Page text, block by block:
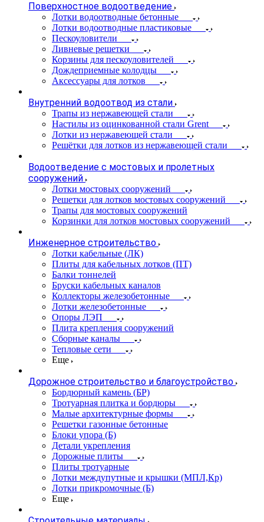
Поверхностное водоотведение
Лотки водоотводные бетонные
Лотки водоотводные пластиковые
Пескоуловители
Ливневые решетки
Корзины для пескоуловителей
Дождеприемные колодцы
Аксессуары для лотков
Внутренний водоотвод из стали
Трапы из нержавеющей стали
Настилы из оцинкованной стали Grent
Лотки из нержавеющей стали
Решётки для лотков из нержавеющей стали
Водоотведение с мостовых и пролетных
сооружений
Лотки мостовых сооружений
Решетки для лотков мостовых сооружений
Трапы для мостовых сооружений
Корзинки для лотков мостовых сооружений
Инженерное строительство
Лотки кабельные (ЛК)
Плиты для кабельных лотков (ПТ)
Балки тоннелей
Бруски кабельных каналов
Коллекторы железобетонные
Лотки железобетонные
Опоры ЛЭП
Плита крепления сооружений
Сборные каналы
Тепловые сети
Еще
Дорожное строительство и благоустройство
Бордюрный камень (БР)
Тротуарная плитка и бордюры
Малые архитектурные формы
Решетки газонные бетонные
Блоки упора (Б)
Детали укрепления
Дорожные плиты
Плиты тротуарные
Лотки междупутные и крышки (МПЛ,Кр)
Лотки прикромочные (Б)
Еще